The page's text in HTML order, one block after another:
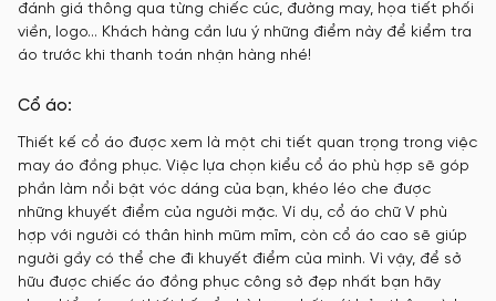
đánh giá thông qua từng chiếc cúc, đường may, họa tiết phối
viền, logo… Khách hàng cần lưu ý những điểm này để kiểm tra
áo trước khi thanh toán nhận hàng nhé!
Cổ áo:
Thiết kế cổ áo được xem là một chi tiết quan trọng trong việc
may áo đồng phục. Việc lựa chọn kiểu cổ áo phù hợp sẽ góp
phần làm nổi bật vóc dáng của bạn, khéo léo che được
những khuyết điểm của người mặc. Ví dụ, cổ áo chữ V phù
hợp với người có thân hình mũm mĩm, còn cổ áo cao sẽ giúp
người gầy có thể che đi khuyết điểm của mình. Vì vậy, để sở
hữu được chiếc áo đồng phục công sở đẹp nhất bạn hãy